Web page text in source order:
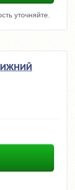
уточняйте.